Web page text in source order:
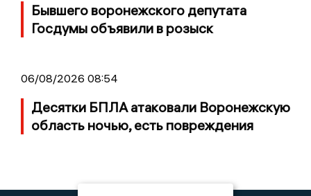
Бывшего воронежского депутата
Госдумы объявили в розыск
06/08/2026 08:54
Десятки БПЛА атаковали Воронежскую
область ночью, есть повреждения